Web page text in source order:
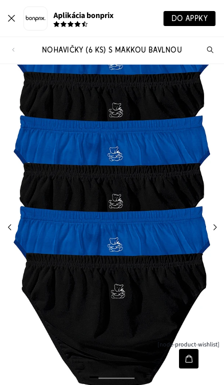
Aplikácia bonprix DO APPKY
NOHAVIČKY (6 KS) S MÄKKOU BAVLNOU
[node-product-wishlist]